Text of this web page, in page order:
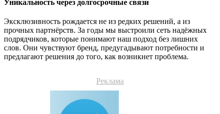
Уникальность через долгосрочные связи
Эксклюзивность рождается не из редких решений, а из
прочных партнёрств. За годы мы выстроили сеть надёжных
подрядчиков, которые понимают наш подход без лишних
слов. Они чувствуют бренд, предугадывают потребности и
предлагают решения до того, как возникнет проблема.
Реклама